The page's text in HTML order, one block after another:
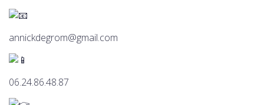
annickdegrom@gmail.com
06.24.86.48.87